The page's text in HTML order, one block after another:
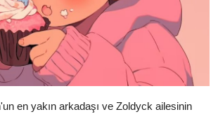
en yakın arkadaşı ve Zoldyck ailesinin